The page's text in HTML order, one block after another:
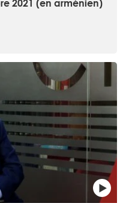
2021 (en arménien)